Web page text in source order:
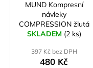
MUND Kompresní
návleky
COMPRESSION žlutá
SKLADEM (2 ks)
397 Kč bez DPH
480 Kč